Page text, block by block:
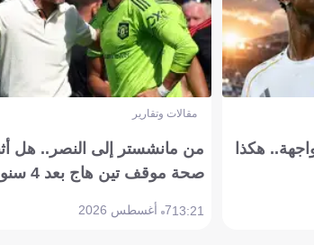
هكذا
مقالات وتقارير
من مانشستر إلى النصر.. هل
صحة موقف تين هاج بعد 4 سنوات؟
13:217 أغسطس 2026